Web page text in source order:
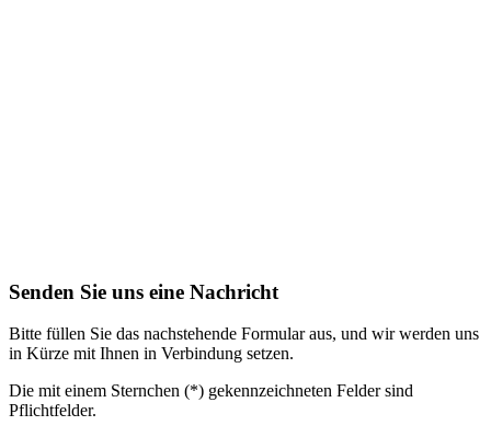
Senden Sie uns eine Nachricht
Bitte füllen Sie das nachstehende Formular aus, und wir werden uns
in Kürze mit Ihnen in Verbindung setzen.
Die mit einem Sternchen (*) gekennzeichneten Felder sind
Pflichtfelder.